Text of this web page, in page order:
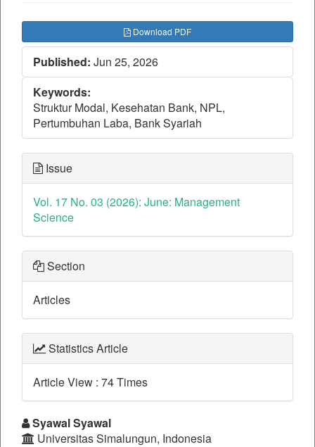
Download PDF
Published: Jun 25, 2026
Keywords:
Struktur Modal, Kesehatan Bank, NPL,
Pertumbuhan Laba, Bank Syariah
Issue
Vol. 17 No. 03 (2026): June: Management
Science
Section
Articles
Statistics Article
Article View : 74 Times
Syawal Syawal
Universitas Simalungun, Indonesia